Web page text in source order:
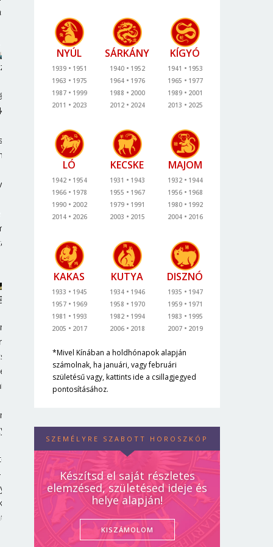
NYÚL
1939
1951
1963
1975
1987
1999
2011
2023
SÁRKÁNY
1940
1952
1964
1976
1988
2000
2012
2024
KÍGYÓ
1941
1953
1965
1977
1989
2001
2013
2025
LÓ
1942
1954
1966
1978
1990
2002
2014
2026
KECSKE
1931
1943
1955
1967
1979
1991
2003
2015
MAJOM
1932
1944
1956
1968
1980
1992
2004
2016
KAKAS
1933
1945
1957
1969
1981
1993
2005
2017
KUTYA
1934
1946
1958
1970
1982
1994
2006
2018
DISZNÓ
1935
1947
1959
1971
1983
1995
2007
2019
*Mivel Kínában a holdhónapok alapján
számolnak, ha januári, vagy februári
születésű vagy, kattints ide a csillagjegyed
pontosításához.
SZEMÉLYRE SZABOTT HOROSZKÓP
Készítsd el saját részletes
elemzésed, születésed ideje és
helye alapján!
KISZÁMOLOM